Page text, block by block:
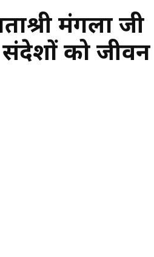
मंगला जी
को जीवन